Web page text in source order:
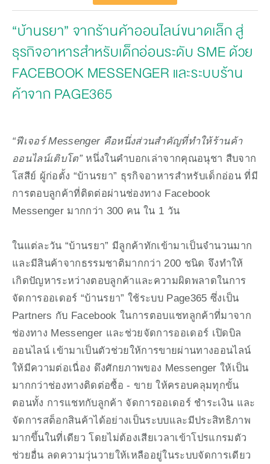
“บ้านรยา” จากร้านค้าออนไลน์ขนาดเล็ก สู่
ธุรกิจอาหารสำหรับเด็กอ่อนระดับ SME ด้วย
FACEBOOK MESSENGER และระบบร้าน
ค้าจาก PAGE365
“ฟีเจอร์ Messenger คือหนึ่งส่วนสำคัญที่ทำให้ร้านค้า
ออนไลน์เติบโต”หนึ่งในคำบอกเล่าจากคุณอนุชา สืบจาก
โสสีย์ ผู้ก่อตั้ง “บ้านรยา” ธุรกิจอาหารสำหรับเด็กอ่อน ที่มี
การตอบลูกค้าที่ติดต่อผ่านช่องทาง Facebook
Messenger มากกว่า 300 คน ใน 1 วัน
ในแต่ละวัน “บ้านรยา” มีลูกค้าทักเข้ามาเป็นจำนวนมาก
และมีสินค้าจากธรรมชาติมากกว่า 200 ชนิด จึงทำให้
เกิดปัญหาระหว่างตอบลูกค้าและความผิดพลาดในการ
จัดการออเดอร์ “บ้านรยา” ใช้ระบบ Page365 ซึ่งเป็น
Partners กับ Facebook ในการตอบแชทลูกค้าที่มาจาก
ช่องทาง Messenger และช่วยจัดการออเดอร์ เปิดบิล
ออนไลน์ เข้ามาเป็นตัวช่วยให้การขายผ่านทางออนไลน์
ให้มีความต่อเนื่อง ดึงศักยภาพของ Messenger ให้เป็น
มากกว่าช่องทางติดต่อซื้อ - ขาย ให้ครอบคลุมทุกขั้น
ตอนทั้ง การแชทกับลูกค้า จัดการออเดอร์ ชำระเงิน และ
จัดการสต็อกสินค้าได้อย่างเป็นระบบและมีประสิทธิภาพ
มากขึ้นในที่เดียว โดยไม่ต้องเสียเวลาเข้าโปรแกรมตัว
ช่วยอื่น ลดความวุ่นวายให้เหลืออยู่ในระบบจัดการเดียว